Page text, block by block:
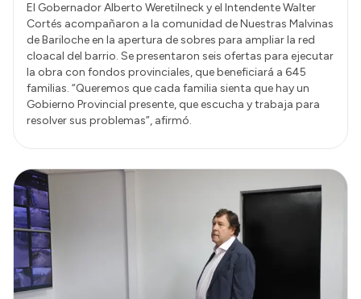
El Gobernador Alberto Weretilneck y el Intendente Walter
Cortés acompañaron a la comunidad de Nuestras Malvinas
de Bariloche en la apertura de sobres para ampliar la red
cloacal del barrio. Se presentaron seis ofertas para ejecutar
la obra con fondos provinciales, que beneficiará a 645
familias. “Queremos que cada familia sienta que hay un
Gobierno Provincial presente, que escucha y trabaja para
resolver sus problemas”, afirmó.